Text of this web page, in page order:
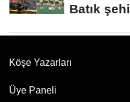
Batık
Köşe Yazarları
Üye Paneli